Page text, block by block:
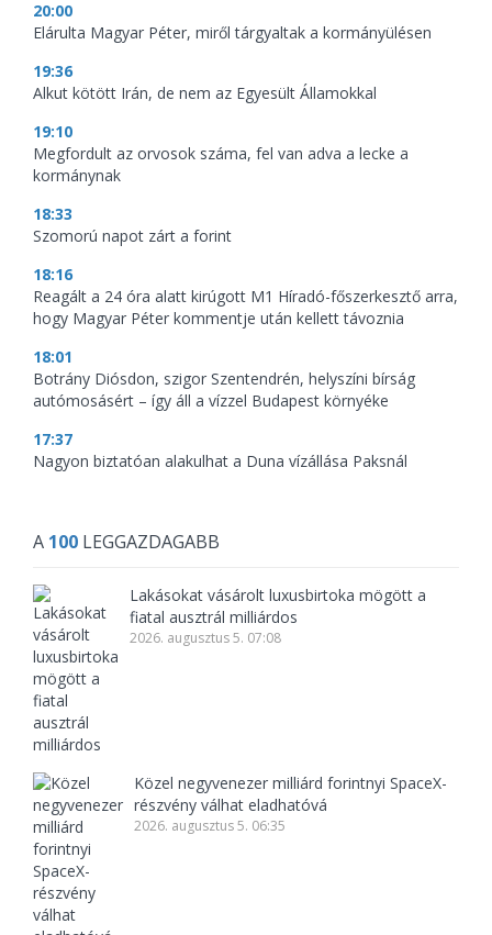
20:00
Elárulta Magyar Péter, miről tárgyaltak a kormányülésen
19:36
Alkut kötött Irán, de nem az Egyesült Államokkal
19:10
Megfordult az orvosok száma, fel van adva a lecke a
kormánynak
18:33
Szomorú napot zárt a forint
18:16
Reagált a 24 óra alatt kirúgott M1 Híradó-főszerkesztő arra,
hogy Magyar Péter kommentje után kellett távoznia
18:01
Botrány Diósdon, szigor Szentendrén, helyszíni bírság
autómosásért – így áll a vízzel Budapest környéke
17:37
Nagyon biztatóan alakulhat a Duna vízállása Paksnál
A 100 LEGGAZDAGABB
Lakásokat vásárolt luxusbirtoka mögött a
fiatal ausztrál milliárdos
2026. augusztus 5. 07:08
Közel negyvenezer milliárd forintnyi SpaceX-
részvény válhat eladhatóvá
2026. augusztus 5. 06:35